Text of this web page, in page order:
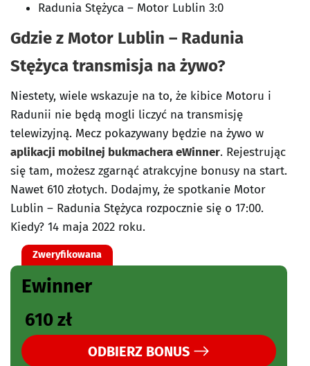
Radunia Stężyca – Motor Lublin 3:0
Gdzie z Motor Lublin – Radunia
Stężyca transmisja na żywo?
Niestety, wiele wskazuje na to, że kibice Motoru i
Radunii nie będą mogli liczyć na transmisję
telewizyjną. Mecz pokazywany będzie na żywo w
aplikacji mobilnej bukmachera eWinner. Rejestrując
się tam, możesz zgarnąć atrakcyjne bonusy na start.
Nawet 610 złotych. Dodajmy, że spotkanie Motor
Lublin – Radunia Stężyca rozpocznie się o 17:00.
Kiedy? 14 maja 2022 roku.
Zweryfikowana
Ewinner
610 zł
ODBIERZ BONUS